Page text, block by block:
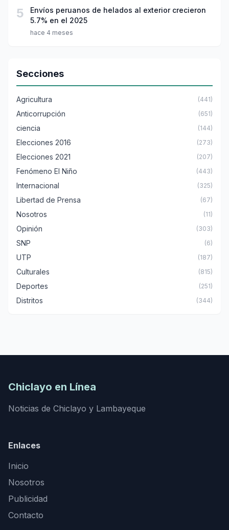
5
Envíos peruanos de helados al exterior crecieron
5.7% en el 2025
hace 4 meses
Secciones
Agricultura (441)
Anticorrupción (651)
ciencia (144)
Elecciones 2016 (273)
Elecciones 2021 (207)
Fenómeno El Niño (443)
Internacional (325)
Libertad de Prensa (67)
Nosotros (11)
Opinión (303)
SNP (6)
UTP (187)
Culturales (815)
Deportes (251)
Distritos (344)
Chiclayo en Línea
Noticias de Chiclayo y Lambayeque
Enlaces
Inicio
Nosotros
Publicidad
Contacto